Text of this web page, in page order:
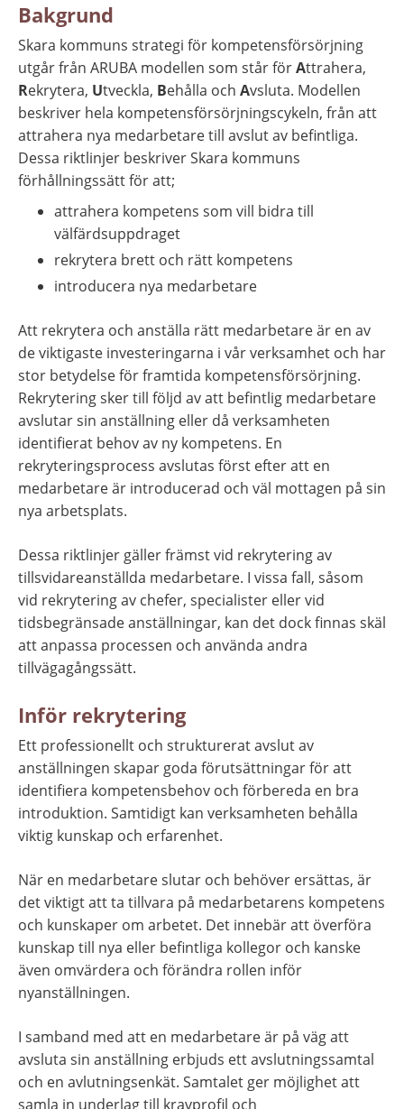
Bakgrund
Skara kommuns strategi för kompetensförsörjning
utgår från ARUBA modellen som står för A
Rekrytera, Utveckla, Behålla och Avsluta. Modellen
beskriver hela kompetensförsörjningscykeln, från att
attrahera nya medarbetare till avslut av befintliga.
Dessa riktlinjer beskriver Skara kommuns
förhållningssätt för att;
attrahera kompetens som vill bidra till
välfärdsuppdraget
rekrytera brett och rätt kompetens
introducera nya medarbetare
Att rekrytera och anställa rätt medarbetare är en av
de viktigaste investeringarna i vår verksamhet och har
stor betydelse för framtida kompetensförsörjning.
Rekrytering sker till följd av att befintlig medarbetare
avslutar sin anställning eller då verksamheten
identifierat behov av ny kompetens. En
rekryteringsprocess avslutas först efter att en
medarbetare är introducerad och väl mottagen på sin
nya arbetsplats.
Dessa riktlinjer gäller främst vid rekrytering av
tillsvidareanställda medarbetare. I vissa fall, såsom
vid rekrytering av chefer, specialister eller vid
tidsbegränsade anställningar, kan det dock finnas skäl
att anpassa processen och använda andra
tillvägagångssätt.
Inför rekrytering
Ett professionellt och strukturerat avslut av
anställningen skapar goda förutsättningar för att
identifiera kompetensbehov och förbereda en bra
introduktion. Samtidigt kan verksamheten behålla
viktig kunskap och erfarenhet.
När en medarbetare slutar och behöver ersättas, är
det viktigt att ta tillvara på medarbetarens kompetens
och kunskaper om arbetet. Det innebär att överföra
kunskap till nya eller befintliga kollegor och kanske
även omvärdera och förändra rollen inför
nyanställningen.
I samband med att en medarbetare är på väg att
avsluta sin anställning erbjuds ett avslutningssamtal
och en avlutningsenkät. Samtalet ger möjlighet att
samla in underlag till kravprofil och